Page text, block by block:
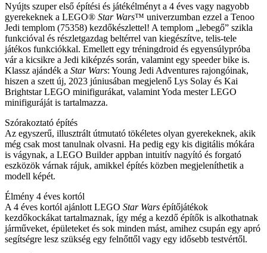
Nyújts szuper első építési és játékélményt a 4 éves vagy nagyobb
gyerekeknek a LEGO® Star Wars™ univerzumban ezzel a Tenoo
Jedi templom (75358) kezdőkészlettel! A templom „lebegő” szikla
funkcióval és részletgazdag beltérrel van kiegészítve, telis-tele
játékos funkciókkal. Emellett egy tréningdroid és egyensúlypróba
vár a kicsikre a Jedi kiképzés során, valamint egy speeder bike is.
Klassz ajándék a Star Wars: Young Jedi Adventures rajongóinak,
hiszen a szett új, 2023 júniusában megjelenő Lys Solay és Kai
Brightstar LEGO minifigurákat, valamint Yoda mester LEGO
minifiguráját is tartalmazza.
Szórakoztató építés
Az egyszerű, illusztrált útmutató tökéletes olyan gyerekeknek, akik
még csak most tanulnak olvasni. Ha pedig egy kis digitális mókára
is vágynak, a LEGO Builder appban intuitív nagyító és forgató
eszközök várnak rájuk, amikkel építés közben megjeleníthetik a
modell képét.
Élmény 4 éves kortól
A 4 éves kortól ajánlott LEGO Star Wars építőjátékok
kezdőkockákat tartalmaznak, így még a kezdő építők is alkothatnak
járműveket, épületeket és sok minden mást, amihez csupán egy apró
segítségre lesz szükség egy felnőttől vagy egy idősebb testvértől.